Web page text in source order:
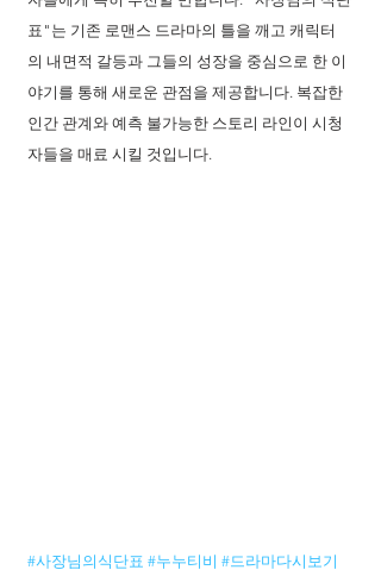
표"는 기존 로맨스 드라마의 틀을 깨고 캐릭터
의 내면적 갈등과 그들의 성장을 중심으로 한 이
야기를 통해 새로운 관점을 제공합니다. 복잡한
인간 관계와 예측 불가능한 스토리 라인이 시청
자들을 매료 시킬 것입니다.
#사장님의식단표 #누누티비 #드라마다시보기